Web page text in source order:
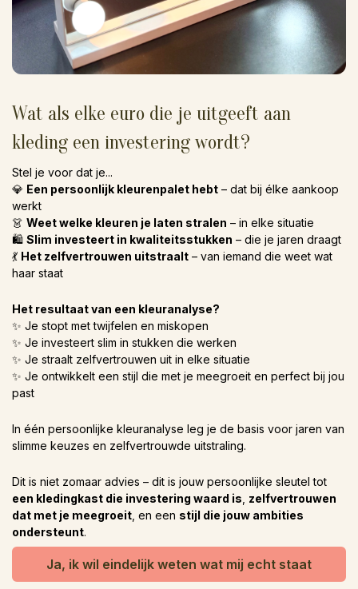
Wat als elke euro die je uitgeeft aan
kleding een investering wordt?
Stel je voor dat je...
💎 Een persoonlijk kleurenpalet hebt – dat bij élke aankoop
werkt
👗 Weet welke kleuren je laten stralen – in elke situatie
🛍️ Slim investeert in kwaliteitsstukken – die je jaren draagt
💃 Het zelfvertrouwen uitstraalt – van iemand die weet wat
haar staat
Het resultaat van een kleuranalyse?
✨ Je stopt met twijfelen en miskopen
✨ Je investeert slim in stukken die werken
✨ Je straalt zelfvertrouwen uit in elke situatie
✨ Je ontwikkelt een stijl die met je meegroeit en perfect bij jou
past
In één persoonlijke kleuranalyse leg je de basis voor jaren van
slimme keuzes en zelfvertrouwde uitstraling.
Dit is niet zomaar advies – dit is jouw persoonlijke sleutel tot
een kledingkast die investering waard is zelfvertrouwen
dat met je meegroeit , en een stijl die jouw ambities
ondersteunt.
Ja, ik wil eindelijk weten wat mij echt staat